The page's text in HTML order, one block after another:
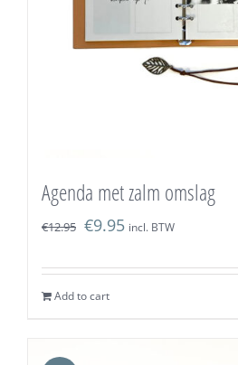
Agenda met zalm omslag
€12.95 €9.95 incl. BTW
Add to cart